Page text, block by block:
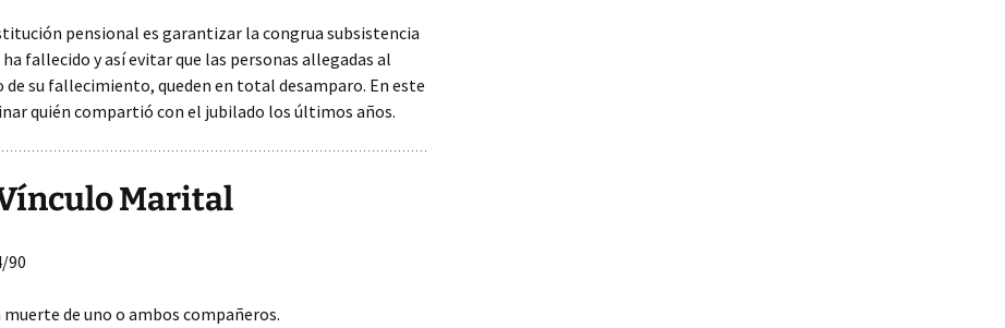
pensional es garantizar la congrua subsistencia
fallecido y así evitar que las personas allegadas al
su fallecimiento, queden en total desamparo. En este
quién compartió con el jubilado los últimos años.
Marital
90
muerte de uno o ambos compañeros.